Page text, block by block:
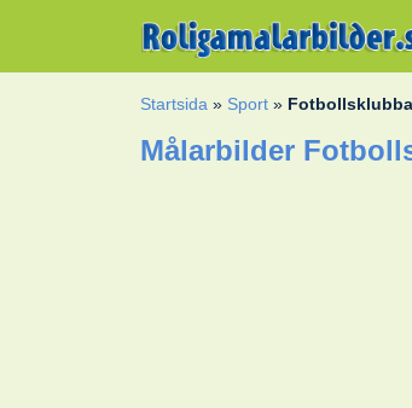
Startsida » Sport »
Målarbilder